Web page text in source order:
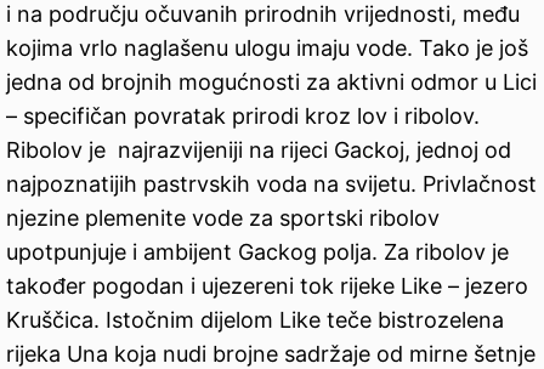
i na području očuvanih prirodnih vrijednosti, među
kojima vrlo naglašenu ulogu imaju vode. Tako je još
jedna od brojnih mogućnosti za aktivni odmor u Lici
– specifičan povratak prirodi kroz lov i ribolov.
Ribolov je najrazvijeniji na rijeci Gackoj, jednoj od
najpoznatijih pastrvskih voda na svijetu. Privlačnost
njezine plemenite vode za sportski ribolov
upotpunjuje i ambijent Gackog polja. Za ribolov je
također pogodan i ujezereni tok rijeke Like – jezero
Kruščica. Istočnim dijelom Like teče bistrozelena
rijeka Una koja nudi brojne sadržaje od mirne šetnje